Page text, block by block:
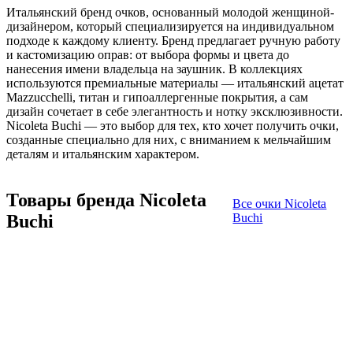
Итальянский бренд очков, основанный молодой женщиной-
дизайнером, который специализируется на индивидуальном
подходе к каждому клиенту. Бренд предлагает ручную работу
и кастомизацию оправ: от выбора формы и цвета до
нанесения имени владельца на заушник. В коллекциях
используются премиальные материалы — итальянский ацетат
Mazzucchelli, титан и гипоаллергенные покрытия, а сам
дизайн сочетает в себе элегантность и нотку эксклюзивности.
Nicoleta Buchi — это выбор для тех, кто хочет получить очки,
созданные специально для них, с вниманием к мельчайшим
деталям и итальянским характером.
Товары бренда Nicoleta
Buchi
Все очки Nicoleta
Buchi